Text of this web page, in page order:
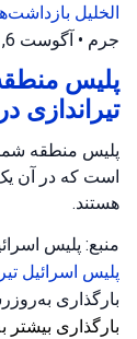
الخلیل
جرم • آگوست 6, 2026 at 8:16 ق.ظ
پلیس
تیراندازی
پلیس منطقه
است که در آن
هستند.
منبع: پلیس
پلیس اسرائیل
بارگذاری
بارگذاری بیشتر